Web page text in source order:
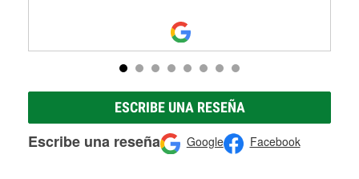
ESCRIBE UNA RESEÑA
Escribe una reseña Google Facebook